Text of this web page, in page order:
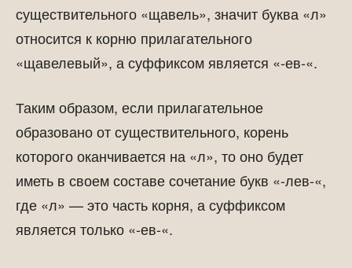
существительного «щавель», значит буква «л»
относится к корню прилагательного
«щавелевый», а суффиксом является «-ев-«.
Таким образом, если прилагательное
образовано от существительного, корень
которого оканчивается на «л», то оно будет
иметь в своем составе сочетание букв «-лев-«,
где «л» — это часть корня, а суффиксом
является только «-ев-«.